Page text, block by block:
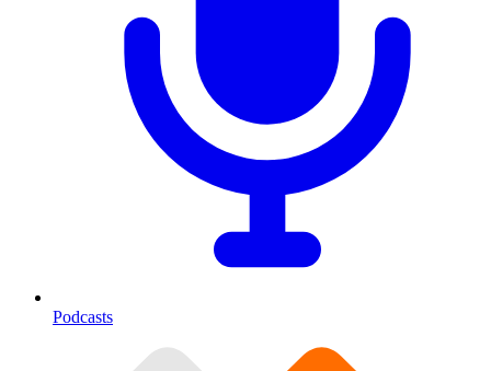
Podcasts